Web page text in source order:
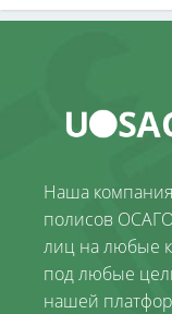
Наша
полисов
лиц на любые
под любые
нашей